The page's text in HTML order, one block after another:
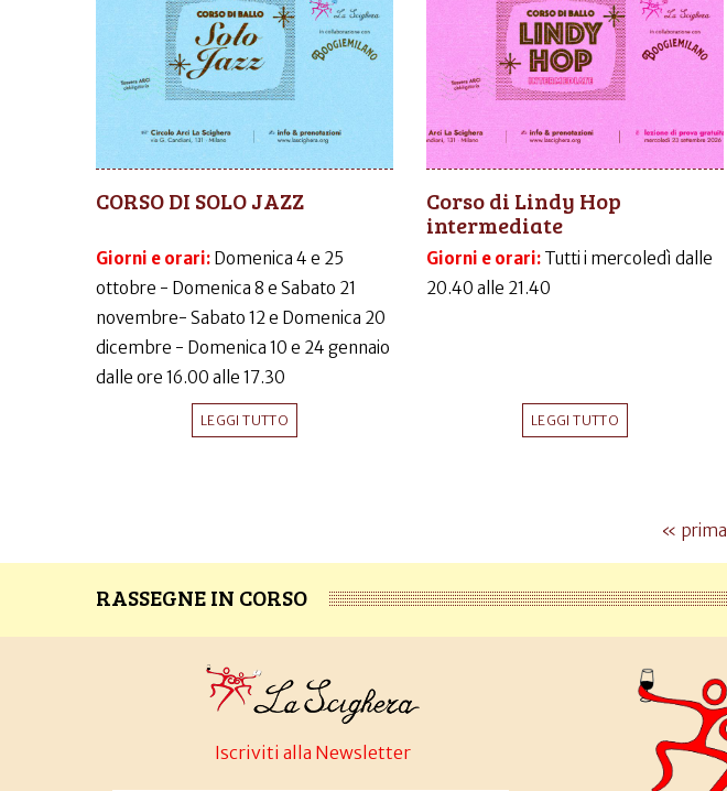
CORSO DI SOLO JAZZ
Giorni e orari: Domenica 4 e 25
ottobre - Domenica 8 e Sabato 21
novembre- Sabato 12 e Domenica 20
dicembre - Domenica 10 e 24 gennaio
dalle ore 16.00 alle 17.30
LEGGI TUTTO
Corso di Lindy Hop
intermediate
Giorni e orari: Tutti i mercoledì dalle
20.40 alle 21.40
LEGGI TUTTO
« prima
RASSEGNE IN CORSO
Iscriviti alla Newsletter